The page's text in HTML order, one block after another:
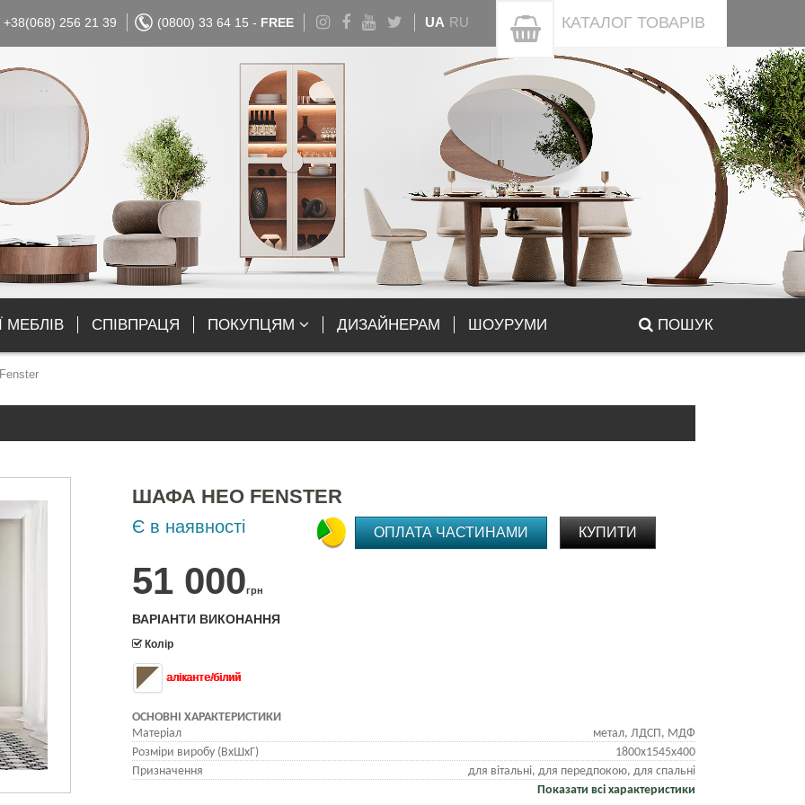
+38(068) 256 21 39 (0800) 33 64 15 - FREE UA RU КАТАЛОГ ТОВАРІВ
МЕБЛІВ СПІВПРАЦЯ ПОКУПЦЯМ ДИЗАЙНЕРАМ ШОУРУМИ ПОШУК
ШАФА НЕО FENSTER
Є в наявності
51 000грн
ОПЛАТА ЧАСТИНАМИ КУПИТИ
ВАРІАНТИ ВИКОНАННЯ
Колір
аліканте/білий
ОСНОВНІ ХАРАКТЕРИСТИКИ
Матеріал
метал, ЛДСП, МДФ
Розміри виробу (ВхШхГ)
1800х1545х400
Призначення
для вітальні, для передпокою, для спальні
Показати всі характеристики